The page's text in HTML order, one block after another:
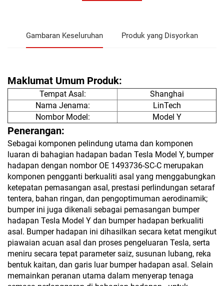
Gambaran Keseluruhan Produk yang Disyorkan
Maklumat Umum Produk:
Tempat Asal:
Shanghai
Nama Jenama:
LinTech
Nombor Model:
Model Y
Penerangan:
Sebagai komponen pelindung utama dan komponen
luaran di bahagian hadapan badan Tesla Model Y, bumper
hadapan dengan nombor OE 1493736-SC-C merupakan
komponen pengganti berkualiti asal yang menggabungkan
ketepatan pemasangan asal, prestasi perlindungan setaraf
tentera, bahan ringan, dan pengoptimuman aerodinamik;
bumper ini juga dikenali sebagai pemasangan bumper
hadapan Tesla Model Y dan bumper hadapan berkualiti
asal. Bumper hadapan ini dihasilkan secara ketat mengikut
piawaian acuan asal dan proses pengeluaran Tesla, serta
meniru secara tepat parameter saiz, susunan lubang, reka
bentuk kaitan, dan garis luar bumper hadapan asal. Selain
memainkan peranan utama dalam menyerap tenaga